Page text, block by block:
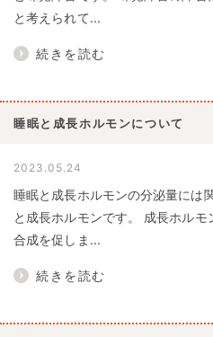
と考えられて...
続きを読む
睡眠と成長ホルモンについて
2023.05.24
睡眠と成長ホルモンの分泌量には
と成長ホルモンです。 成長ホル
合成を促しま...
続きを読む